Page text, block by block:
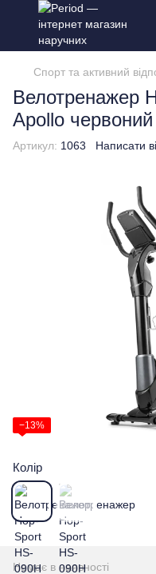
Спорт та активний
Велотренажер
Apollo
Артикул: 1063 Написати
−13%
Колір
Немає в наявності